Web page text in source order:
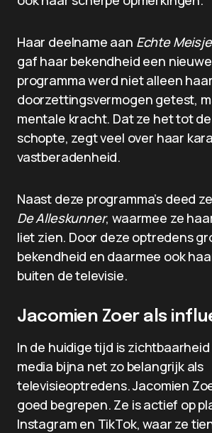
Haar deelname aan Echte
gaf haar bekendheid een
programma werd niet alleen
doorzettingsvermogen getest,
mentale kracht. Dat ze het tot
schopte, zegt veel over haar
vastberadenheid.
Naast deze programma’s deed
De Alleskunner, waarmee ze
liet zien. Door deze optredens
bekendheid en daarmee ook
buiten de televisie.
Jacomien Zoer als
In de huidige tijd is zichtbaarheid
media bijna net zo belangrijk als
televisieoptredens. Jacomien
goed begrepen. Ze is actief op
Instagram en TikTok, waar ze